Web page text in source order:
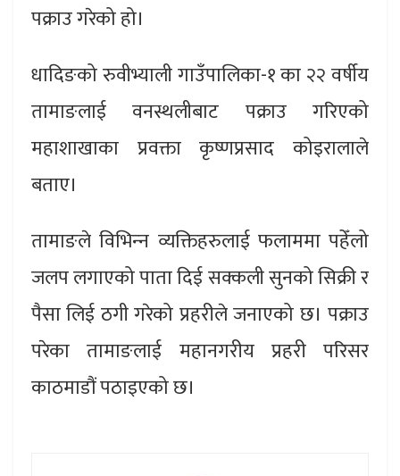
पक्राउ गरेको हो।
धादिङको रुवीभ्याली गाउँपालिका-१ का २२ वर्षीय
तामाङलाई वनस्थलीबाट पक्राउ गरिएको
महाशाखाका प्रवक्ता कृष्णप्रसाद कोइरालाले
बताए।
तामाङले विभिन्‍न व्यक्तिहरुलाई फलाममा पहेँलो
जलप लगाएको पाता दिई सक्कली सुनको सिक्री र
पैसा लिई ठगी गरेको प्रहरीले जनाएको छ। पक्राउ
परेका तामाङलाई महानगरीय प्रहरी परिसर
काठमाडौं पठाइएको छ।